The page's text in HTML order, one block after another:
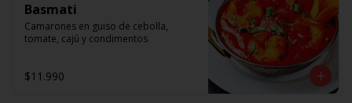
Basmati
Camarones en guiso de cebolla,
tomate, cajú y condimentos
$11.990